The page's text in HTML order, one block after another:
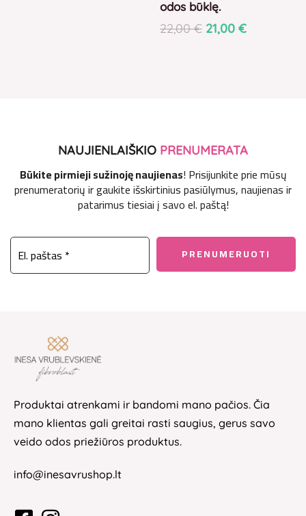
odos būklę.
22,00€ 21,00 €
NAUJIENLAIŠKIO PRENUMERATA
Būkite pirmieji sužinoję naujienas! Prisijunkite prie mūsų
prenumeratorių ir gaukite išskirtinius pasiūlymus, naujienas ir
patarimus tiesiai į savo el. paštą!
Produktai atrenkami ir bandomi mano pačios. Čia
mano klientas gali greitai rasti saugius, gerus savo
veido odos priežiūros produktus.
info@inesavrushop.lt